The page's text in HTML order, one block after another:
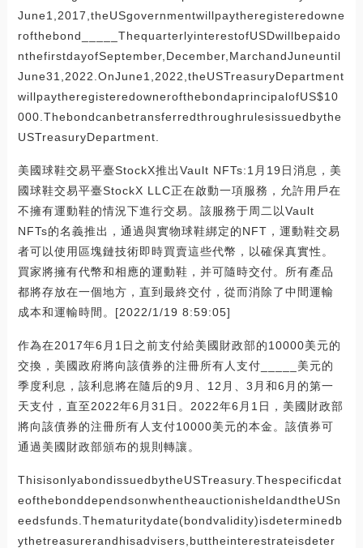
June1,2017,theUSgovernmentwillpaytheregisteredowne
rofthebond_____ThequarterlyinterestofUSDwillbepaido
nthefirstdayofSeptember,December,MarchandJuneuntil
June31,2022.OnJune1,2022,theUSTreasuryDepartment
willpaytheregisteredownerofthebondaprincipalofUS$10
000.Thebondcanbetransferredthroughrulesissuedbythe
USTreasuryDepartment.
美國球鞋交易平臺StockX推出Vault NFTs:1月19日消息，美
國球鞋交易平臺StockX LLC正在啟動一項服務，允許用戶在
不擁有運動鞋的情況下進行交易。該服務于周二以Vault
NFTs的名義推出，通過與實物球鞋綁定的NFT，運動鞋交易
者可以使用區塊鏈技術即時買賣這些代幣，以確保真實性。
買家將擁有代幣和相應的運動鞋，并可隨時交付。所有產品
都將存放在一個地方，直到最終交付，從而消除了中間運輸
成本和運輸時間。[2022/1/19 8:59:05]
作為在2017年6月1日之前支付給美國財政部的10000美元的
交換，美國政府將向該債券的注冊所有人支付_____美元的
季度利息，該利息將在隨后的9月、12月、3月和6月的第一
天支付，直至2022年6月31日。2022年6月1日，美國財政部
將向該債券的注冊所有人支付10000美元的本金。該債券可
通過美國財政部頒布的規則轉讓。
ThisisonlyabondissuedbytheUSTreasury.Thespecificdat
eofthebonddependsonwhentheauctionisheldandtheUSn
eedsfunds.Thematuritydate(bondvalidity)isdeterminedb
ythetreasurerandhisadvisers,buttheinterestrateisdeter